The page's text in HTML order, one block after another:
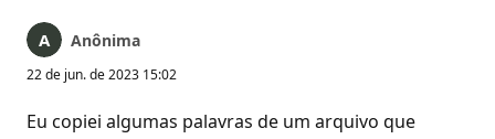
Anônima
22 de jun. de 2023 15:02
Eu copiei algumas palavras de um arquivo que